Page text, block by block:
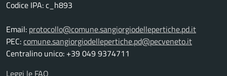
Codice IPA: c_h893
Email: protocollo@comune.sangiorgiodellepertiche.pd.it
PEC:comune.sangiorgiodellepertiche.pd@pecveneto.it
Centralino unico: +39 049 9374711
Leggi le FAQ